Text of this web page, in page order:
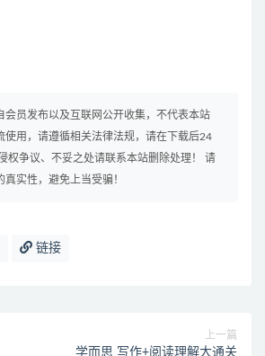
会员发布以及互联网公开收集，不代表本站
使用，请遵循相关法律法规，请在下载后24
权争议、不妥之处请联系本站删除处理！ 请
实性，避免上当受骗！
链接
上一篇
学而思 写作+阅读理解大通关